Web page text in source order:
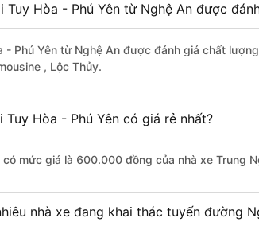
Tuy Hòa - Phú Yên từ Nghệ An được
- Phú Yên từ Nghệ An được đánh giá chất
, Lộc Thủy.
Tuy Hòa - Phú Yên có giá rẻ nhất?
có mức giá là 600.000 đồng của nhà xe Trung
nhà xe đang khai thác tuyến đường